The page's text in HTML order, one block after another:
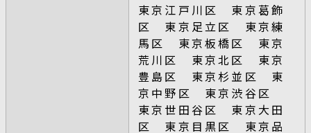
東京江戸川区 東京葛飾
区 東京足立区 東京練
馬区 東京板橋区 東京
荒川区 東京北区 東京
豊島区 東京杉並区 東
京中野区 東京渋谷区
東京世田谷区 東京大田
区 東京目黒区 東京品